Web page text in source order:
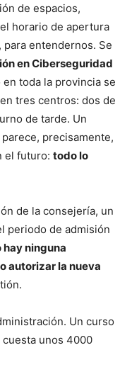
de espacios,
horario de apertura
, para entendernos. Se
en Ciberseguridad
toda la provincia se
tres centros: dos de
de tarde. Un
precisamente,
el futuro: todo lo
de la consejería, un
periodo de admisión
hay ninguna
autorizar la nueva
Un curso
unos 4000